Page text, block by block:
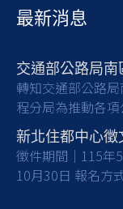
最新消息
轉知交通部公路
程分局為推動各
亟需具備土木工程
之人才加入，共同
質與建設效能，請
工程建設工作之應
新北住都中心徵
徵件期間｜115年
10月30日 報名方式｜線上報名及